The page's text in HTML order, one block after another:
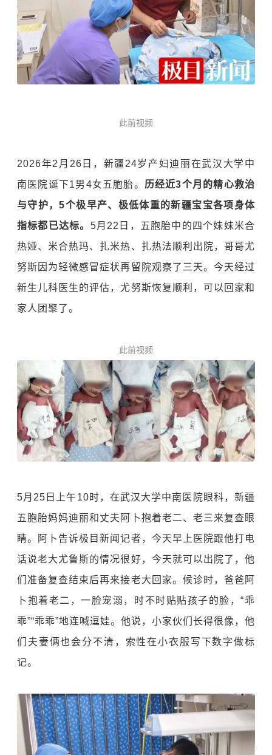
此前视频
2026年2月26日，新疆24岁产妇迪丽在武汉大学中
南医院诞下1男4女五胞胎。 历经近3个月的精心救治
与守护，5个极早产、极低体重的新疆宝宝各项身体
指标都已达标。 5月22日，五胞胎中的四个妹妹米合
热娅、米合热玛、扎米热、扎热法顺利出院，哥哥尤
努斯因为轻微感冒症状再留院观察了三天。今天经过
新生儿科医生的评估，尤努斯恢复顺利，可以回家和
家人团聚了。
此前视频
5月25日上午10时，在武汉大学中南医院眼科， 新疆
五胞胎妈妈迪丽和丈夫阿卜抱着老二、老三来复查眼
睛。
阿卜告诉极目新闻记者，今天早上医院跟他打电
话说老大尤鲁斯的情况很好，今天就可以出院了，他
们准备复查结束后再来接老大回家。候诊时，爸爸阿
卜抱着老二，一脸宠溺，时不时贴贴孩子的脸，“乖
乖”“乖乖”地连喊逗娃。他说，小家伙们长得很像，他
们夫妻俩也会分不清，索性在小衣服写下数字做标
记。